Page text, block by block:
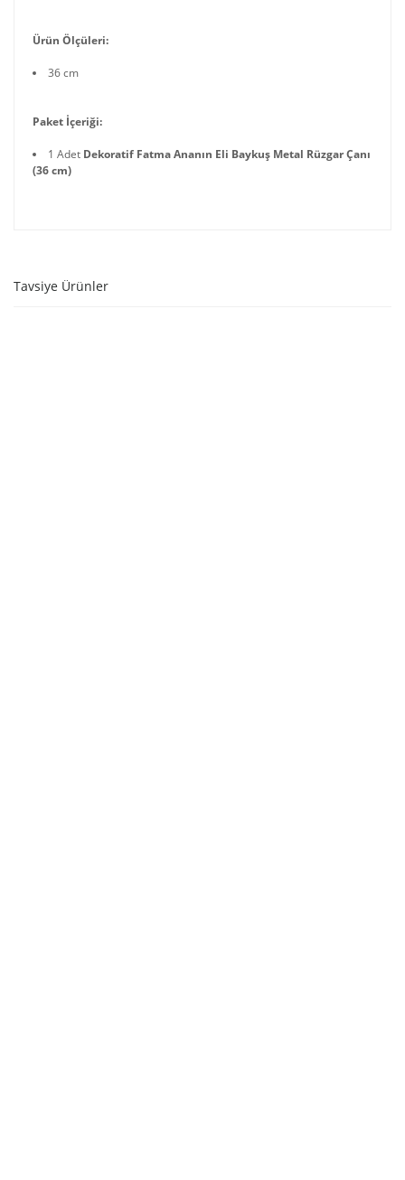
Ürün Ölçüleri:
36 cm
Paket İçeriği:
1 Adet Dekoratif Fatma Ananın Eli Baykuş Metal Rüzgar Çanı
(36 cm)
Tavsiye Ürünler